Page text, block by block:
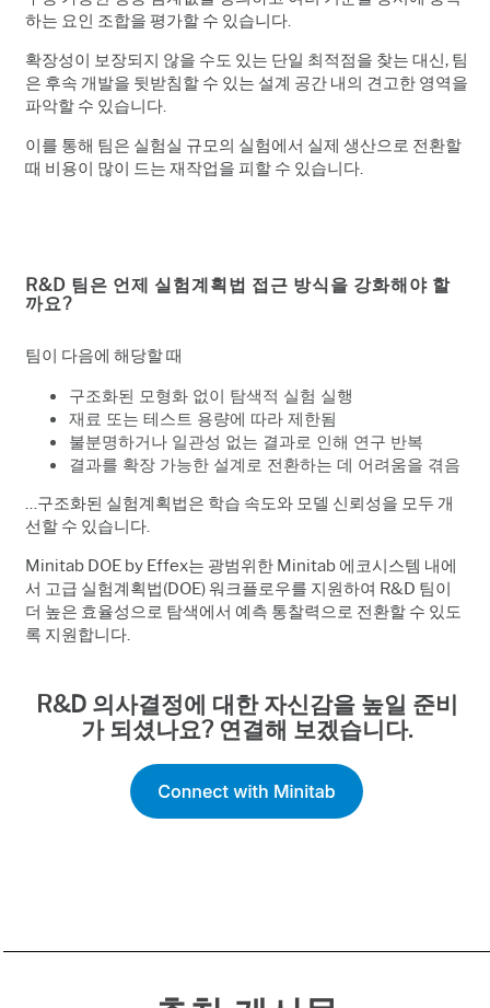
하는 요인 조합을 평가할 수 있습니다.
확장성이 보장되지 않을 수도 있는 단일 최적점을 찾는 대신, 팀
은 후속 개발을 뒷받침할 수 있는 설계 공간 내의 견고한 영역을
파악할 수 있습니다.
이를 통해 팀은 실험실 규모의 실험에서 실제 생산으로 전환할
때 비용이 많이 드는 재작업을 피할 수 있습니다.
R&D 팀은 언제 실험계획법 접근 방식을 강화해야 할
까요?
팀이 다음에 해당할 때
구조화된 모형화 없이 탐색적 실험 실행
재료 또는 테스트 용량에 따라 제한됨
불분명하거나 일관성 없는 결과로 인해 연구 반복
결과를 확장 가능한 설계로 전환하는 데 어려움을 겪음
…구조화된 실험계획법은 학습 속도와 모델 신뢰성을 모두 개
선할 수 있습니다.
Minitab DOE by Effex는 광범위한 Minitab 에코시스템 내에
서 고급 실험계획법(DOE) 워크플로우를 지원하여 R&D 팀이
더 높은 효율성으로 탐색에서 예측 통찰력으로 전환할 수 있도
록 지원합니다.
R&D 의사결정에 대한 자신감을 높일 준비
가 되셨나요? 연결해 보겠습니다.